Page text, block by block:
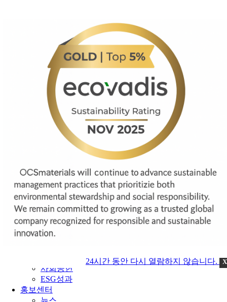
24시간 동안 다시 열람하지 않습니다. X
CEO 인사말
연혁
인증
파트너사
제품소개
방열 그리스
방열 충진제
방열 갭필러
방열 패드
방열 접착제
습기 경화형
기술소개
핵심기술
적용분야
ESG
ESG개요
환경경영
안전보건경영
사회공헌
ESG성과
홍보센터